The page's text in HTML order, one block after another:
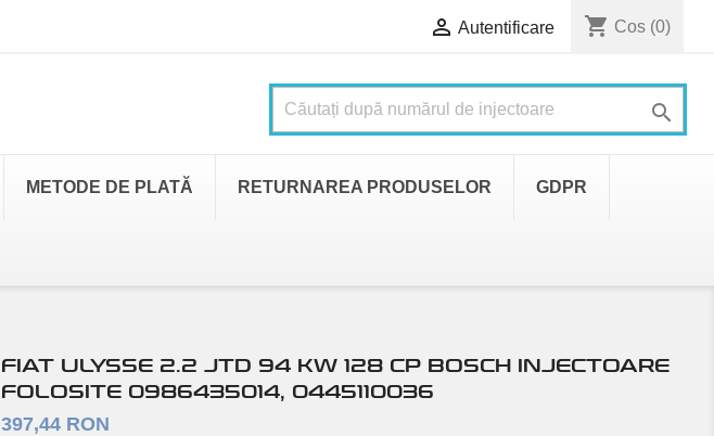
 Autentificare shopping_cart Cos (0)

METODE DE PLATĂ RETURNAREA PRODUSELOR GDPR
FIAT ULYSSE 2.2 JTD 94 KW 128 CP BOSCH INJECTOARE
FOLOSITE 0986435014, 0445110036
397,44 RON